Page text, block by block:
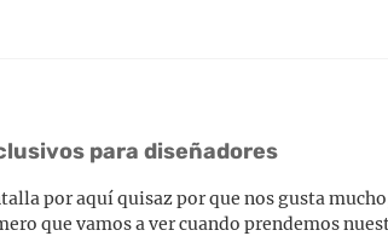
para diseñadores
por aquí quisaz por que nos gusta
que vamos a ver cuando prendemos